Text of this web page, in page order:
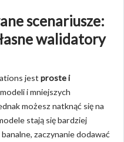
scenariusze:
walidatory
jestproste i
i mniejszych
możesz natknąć się na
stają się bardziej
zaczynanie dodawać